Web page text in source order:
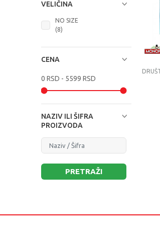
VELIČINA
NO SIZE
(8)
CENA
NAZIV ILI ŠIFRA
PROIZVODA
PRETRAŽI